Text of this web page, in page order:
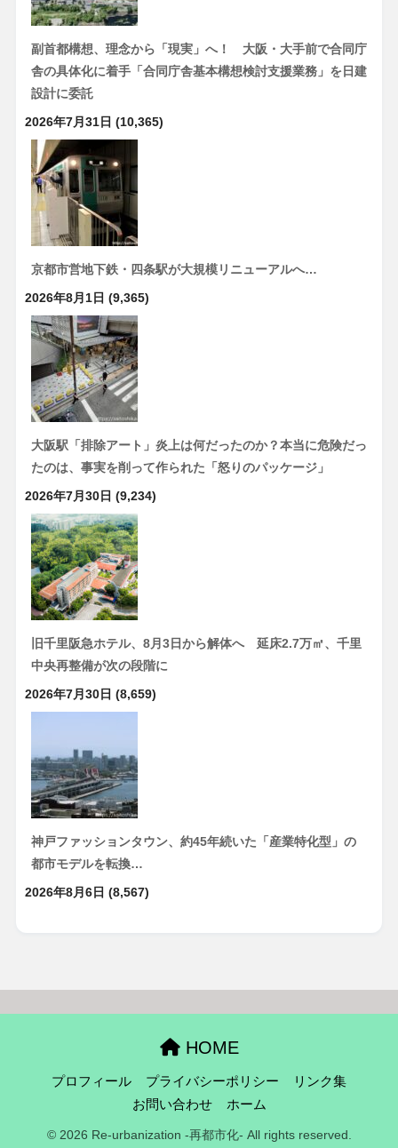
副首都構想、理念から「現実」へ！ 大阪・大手前で合同庁
舎の具体化に着手「合同庁舎基本構想検討支援業務」を日建
設計に委託
2026年7月31日 (10,365)
京都市営地下鉄・四条駅が大規模リニューアルへ…
2026年8月1日 (9,365)
大阪駅「排除アート」炎上は何だったのか？本当に危険だっ
たのは、事実を削って作られた「怒りのパッケージ」
2026年7月30日 (9,234)
旧千里阪急ホテル、8月3日から解体へ 延床2.7万㎡、千里
中央再整備が次の段階に
2026年7月30日 (8,659)
神戸ファッションタウン、約45年続いた「産業特化型」の
都市モデルを転換…
2026年8月6日 (8,567)
HOME
プロフィール プライバシーポリシー
リンク集
お問い合わせ
ホーム
© 2026 Re-urbanization -再都市化- All rights reserved.